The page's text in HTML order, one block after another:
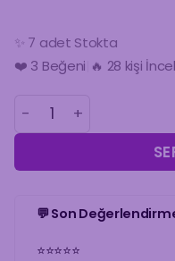
✨ 7 adet Stokta
❤️ 3 Beğeni
🔥 28 kişi
🛒 3 Kişinin
SİTRİN FASET KESİM
💬 Son
⭐⭐⭐⭐⭐